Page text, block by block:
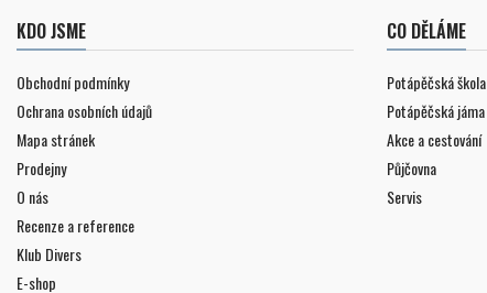
KDO JSME
Obchodní podmínky
Ochrana osobních údajů
Mapa stránek
Prodejny
O nás
Recenze a reference
Klub Divers
E-shop
CO DĚLÁME
Potápěčská škola
Potápěčská jáma
Akce a cestování
Půjčovna
Servis